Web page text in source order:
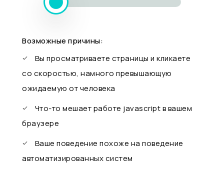
Возможные причины:
Вы просматриваете страницы и кликаете
со скоростью, намного превышающую
ожидаемую от человека
Что-то мешает работе javascript в вашем
браузере
Ваше поведение похоже на поведение
автоматизированных систем